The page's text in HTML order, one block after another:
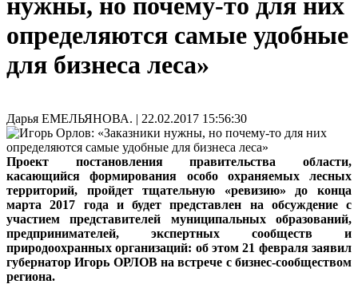
нужны, но почему-то для них
определяются самые удобные
для бизнеса леса»
Дарья ЕМЕЛЬЯНОВА. | 22.02.2017 15:56:30
Проект постановления правительства области,
касающийся формирования особо охраняемых лесных
территорий, пройдет тщательную «ревизию» до конца
марта 2017 года и будет представлен на обсуждение с
участием представителей муниципальных образований,
предпринимателей, экспертных сообществ и
природоохранных организаций: об этом 21 февраля заявил
губернатор Игорь ОРЛОВ на встрече с бизнес-сообществом
региона.